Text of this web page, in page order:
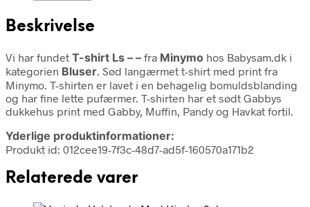
Beskrivelse
Vi har fundet T-shirt Ls – – fra Minymo hos Babysam.dk i
kategorien Bluser. Sød langærmet t-shirt med print fra
Minymo. T-shirten er lavet i en behagelig bomuldsblanding
og har fine lette pufærmer. T-shirten har et sødt Gabbys
dukkehus print med Gabby, Muffin, Pandy og Havkat fortil.
Yderlige produktinformationer:
Produkt id: 012cee19-7f3c-48d7-ad5f-160570a171b2
Relaterede varer